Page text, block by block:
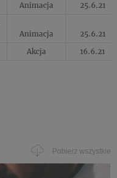
Animacja
25.6.21
Animacja
25.6.21
Akcja 16.6.21
Pobierz wszystkie